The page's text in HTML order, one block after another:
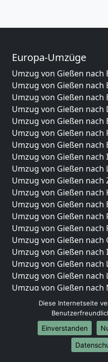
Europa-Umzüge
Umzug von Gießen nach
Umzug von Gießen nach
Umzug von Gießen nach
Umzug von Gießen nach
Umzug von Gießen nach
Umzug von Gießen nach
Umzug von Gießen
Umzug von Gießen nach
Umzug von Gießen nach
Umzug von Gießen nach
Umzug von Gießen nach
Umzug von Gießen nach
Umzug von Gießen nach
Umzug von Gießen nach
Umzug von Gießen nach
Umzug von Gießen nach
Umzug von Gießen nach
Umzug von Gießen nach
Umzug von Gießen nach
Umzug von Gießen
Umzüge-
Umzug von Gießen nach
Umzug von Gießen
Diese Internetseite
Einverstanden